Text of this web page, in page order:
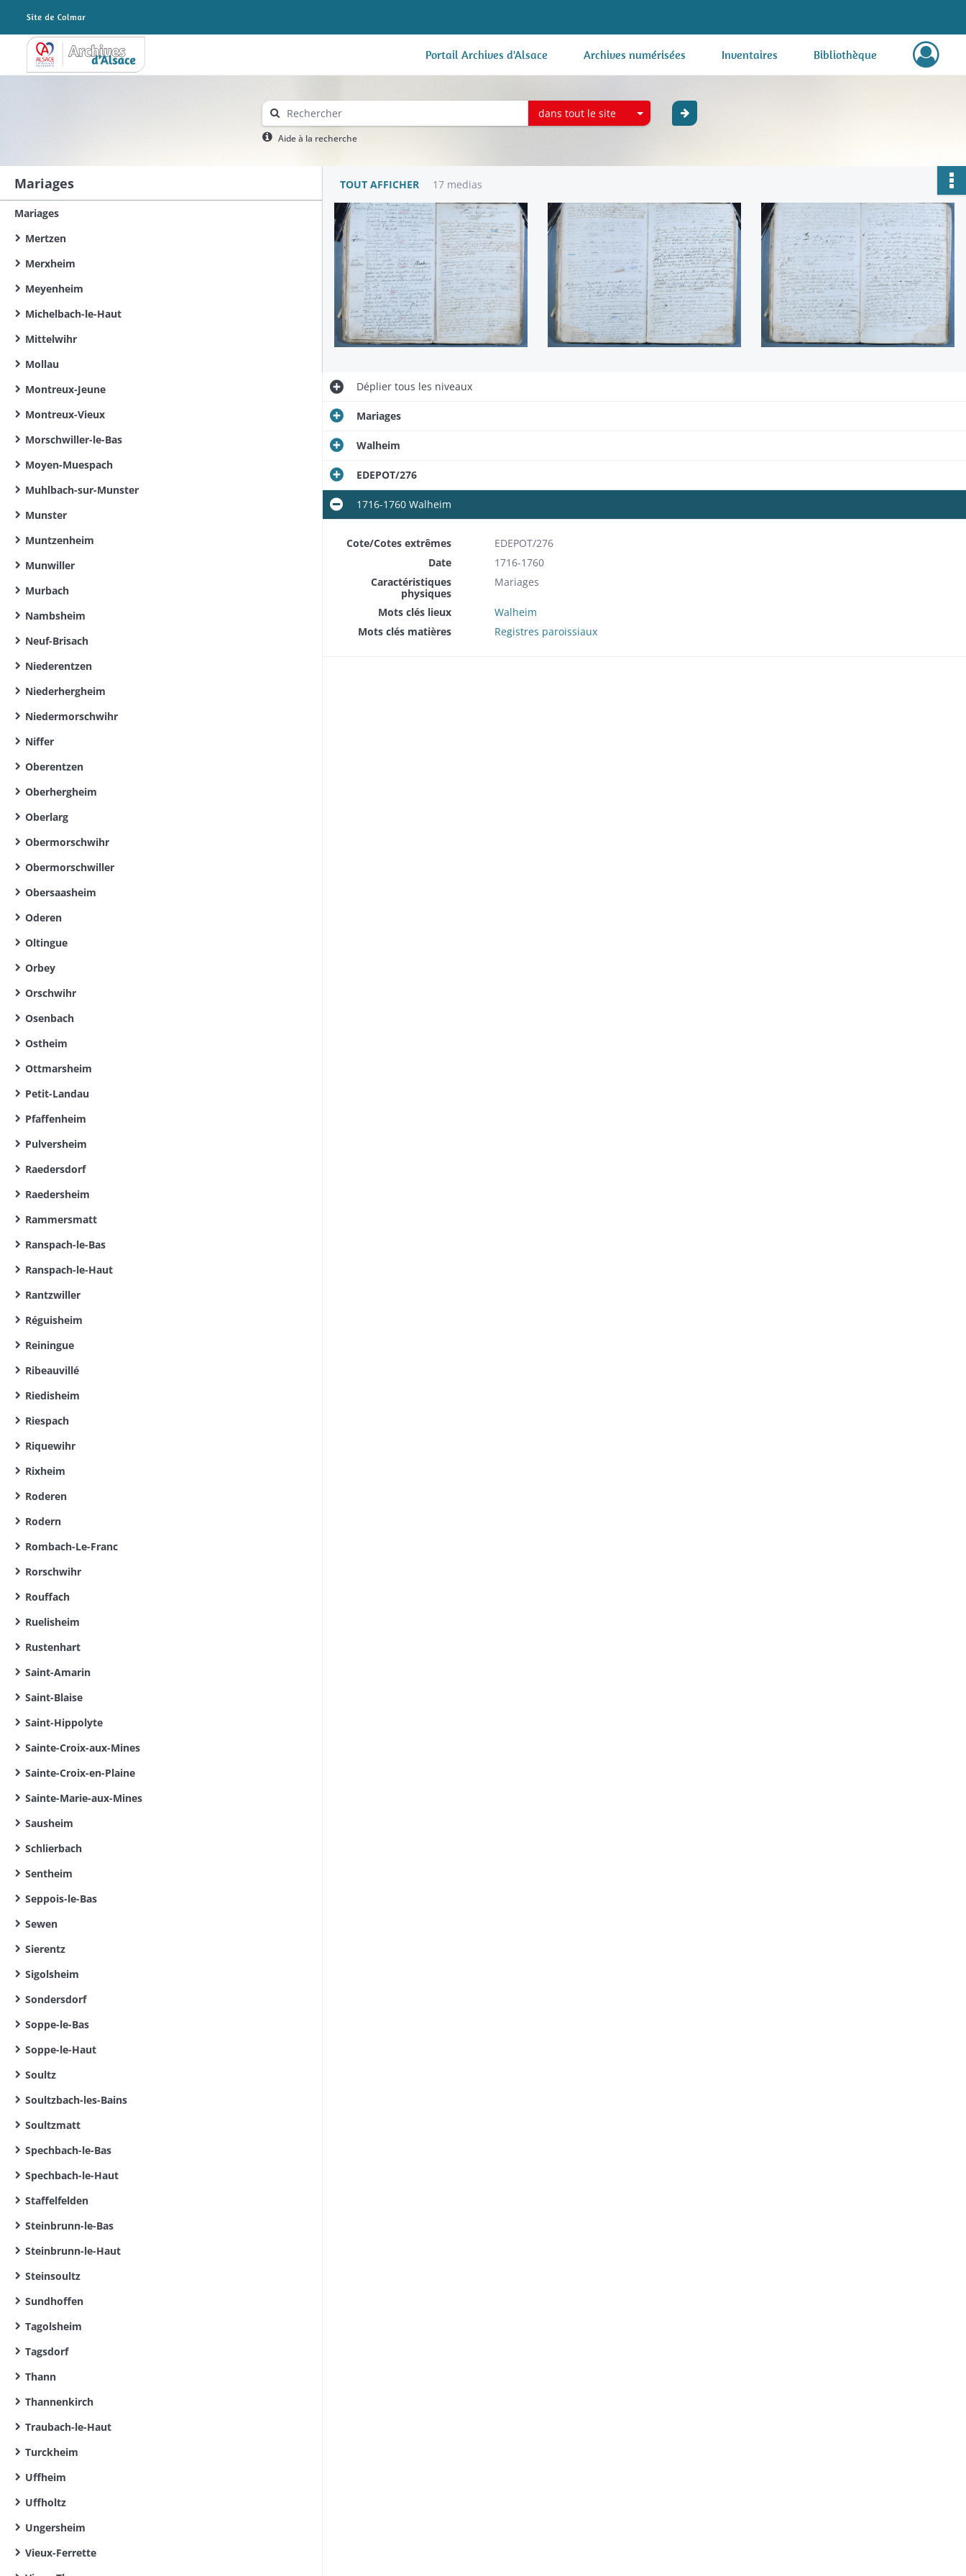
Archives Alsace - Colmar Portail Archives d'Alsace Archives numérisées Inventaires Bibliothèque
dans tout le site
Aide à la recherche
Mariages
Mariages
Mertzen
Merxheim
Meyenheim
Michelbach-le-Haut
Mittelwihr
Mollau
Montreux-Jeune
Montreux-Vieux
Morschwiller-le-Bas
Moyen-Muespach
Muhlbach-sur-Munster
Munster
Muntzenheim
Munwiller
Murbach
Nambsheim
Neuf-Brisach
Niederentzen
Niederhergheim
Niedermorschwihr
Niffer
Oberentzen
Oberhergheim
Oberlarg
Obermorschwihr
Obermorschwiller
Obersaasheim
Oderen
Oltingue
Orbey
Orschwihr
Osenbach
Ostheim
Ottmarsheim
Petit-Landau
Pfaffenheim
Pulversheim
Raedersdorf
Raedersheim
Rammersmatt
Ranspach-le-Bas
Ranspach-le-Haut
Rantzwiller
Réguisheim
Reiningue
Ribeauvillé
Riedisheim
Riespach
Riquewihr
Rixheim
Roderen
Rodern
Rombach-Le-Franc
Rorschwihr
Rouffach
Ruelisheim
Rustenhart
Saint-Amarin
Saint-Blaise
Saint-Hippolyte
Sainte-Croix-aux-Mines
Sainte-Croix-en-Plaine
Sainte-Marie-aux-Mines
Sausheim
Schlierbach
Sentheim
Seppois-le-Bas
Sewen
Sierentz
Sigolsheim
Sondersdorf
Soppe-le-Bas
Soppe-le-Haut
Soultz
Soultzbach-les-Bains
Soultzmatt
Spechbach-le-Bas
Spechbach-le-Haut
Staffelfelden
Steinbrunn-le-Bas
Steinbrunn-le-Haut
Steinsoultz
Sundhoffen
Tagolsheim
Tagsdorf
Thann
Thannenkirch
Traubach-le-Haut
Turckheim
Uffheim
Uffholtz
Ungersheim
Vieux-Ferrette
TOUT AFFICHER 17 medias
Dépliertous les niveaux
Mariages
Walheim
EDEPOT/276
1716-1760 Walheim
Cote/Cotes extrêmes
EDEPOT/276
Date
1716-1760
Caractéristiques
physiques
Mariages
Mots clés lieux
Walheim
Mots clés matières
Registres paroissiaux